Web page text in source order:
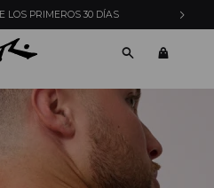
LOS PRIMEROS 30 DÍAS